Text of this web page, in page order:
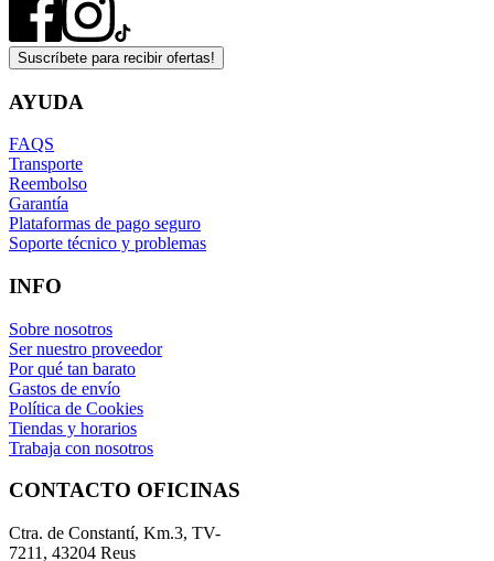
Suscríbete para recibir ofertas!
AYUDA
FAQS
Transporte
Reembolso
Garantía
Plataformas de pago seguro
Soporte técnico y problemas
INFO
Sobre nosotros
Ser nuestro proveedor
Por qué tan barato
Gastos de envío
Política de Cookies
Tiendas y horarios
Trabaja con nosotros
CONTACTO OFICINAS
Ctra. de Constantí, Km.3, TV-
7211, 43204 Reus